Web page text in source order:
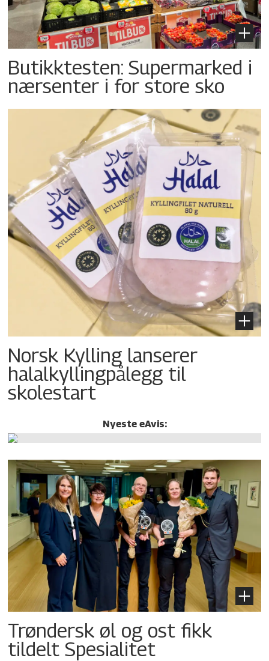
Butikktesten: Supermarked i
nærsenter i for store sko
Norsk Kylling lanserer
halalkylling­pålegg til
skolestart
Nyeste eAvis:
Trøndersk øl og ost fikk
tildelt Spesialitet